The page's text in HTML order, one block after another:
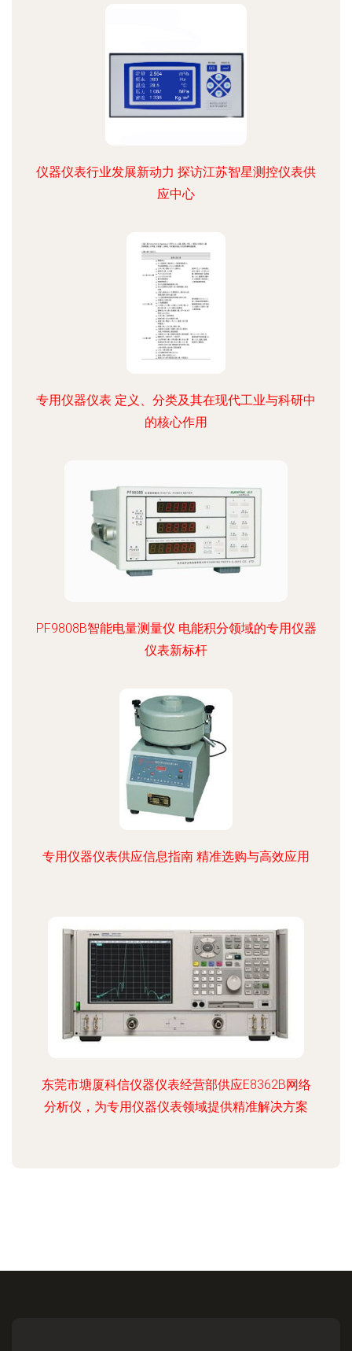
仪器仪表行业发展新动力 探访江苏智星测控仪表供
应中心
专用仪器仪表 定义、分类及其在现代工业与科研中
的核心作用
PF9808B智能电量测量仪 电能积分领域的专用仪器
仪表新标杆
专用仪器仪表供应信息指南 精准选购与高效应用
东莞市塘厦科信仪器仪表经营部供应E8362B网络
分析仪，为专用仪器仪表领域提供精准解决方案